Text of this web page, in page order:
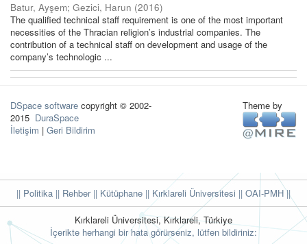
Batur, Ayşem; Gezici, Harun (2016)
The qualified technical staff requirement is one of the most important
necessities of the Thracian religion’s industrial companies. The
contribution of a technical staff on development and usage of the
company’s technologic ...
DSpace software copyright © 2002-
2015 DuraSpace
İletişim | Geri Bildirim
Theme by
|| Politika || Rehber|| Kütüphane || Kırklareli Üniversitesi || OAI-PMH ||
Kırklareli Üniversitesi, Kırklareli, Türkiye
İçerikte herhangi bir hata görürseniz, lütfen bildiriniz: